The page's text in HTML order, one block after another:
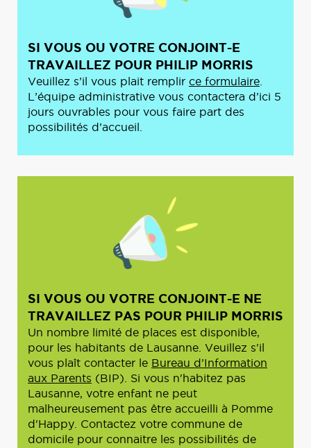
SI VOUS OU VOTRE CONJOINT-E
TRAVAILLEZ POUR PHILIP MORRIS
Veuillez s’il vous plait remplir ce formulaire
L’équipe administrative vous contactera d’ici 5
jours ouvrables pour vous faire part des
possibilités d’accueil.
SI VOUS OU VOTRE CONJOINT-E NE
TRAVAILLEZ PAS POUR PHILIP MORRIS
Un nombre limité de places est disponible,
pour les habitants de Lausanne. Veuillez s'il
vous plaît contacter le Bureau d’Information
aux Parents (BIP). Si vous n'habitez pas
Lausanne, votre enfant ne peut
malheureusement pas être accueilli à Pomme
d'Happy. Contactez votre commune de
domicile pour connaitre les possibilités de